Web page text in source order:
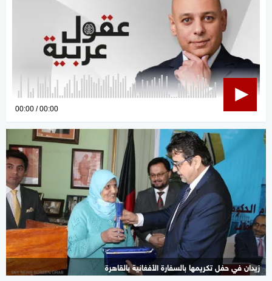
0
0
seconds
00:00 00:00
زيدان في حفل تكريمها بالسفارة الأفغانية بالقاهرة